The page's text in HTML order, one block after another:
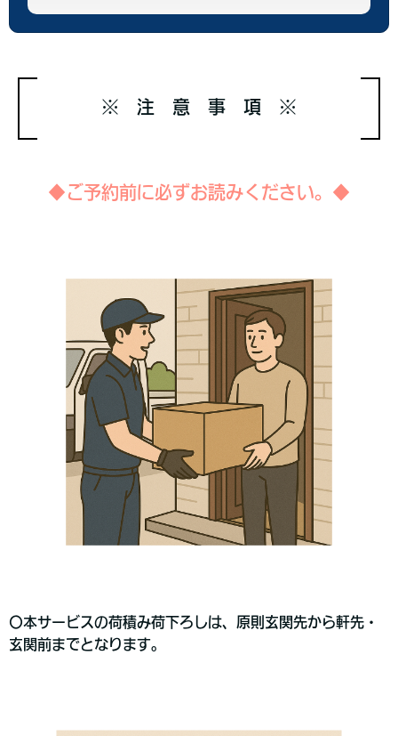
※ 注 意 事 項 ※
◆ご予約前に必ずお読みください。◆
〇本サービスの荷積み荷下ろしは、原則玄関先から軒先・
玄関前までとなります。